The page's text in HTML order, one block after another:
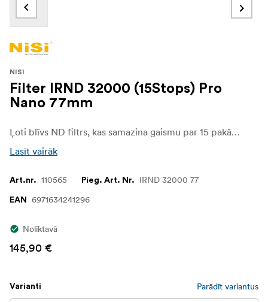
NISI
Filter IRND 32000 (15Stops) Pro
Nano 77mm
Ļoti blīvs ND filtrs, kas samazina gaismu par 15 pakāpēm.
Lasīt vairāk
Art.nr. 110565 Pieg. Art. Nr. IRND 32000 77
EAN 6971634241296
Noliktavā
145,90 €
Varianti Parādīt variantus